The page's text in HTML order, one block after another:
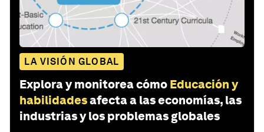
LA VISIÓN GLOBAL
Explora y monitorea cómo Educación y
habilidadesafecta a las economías, las
industrias y los problemas globales